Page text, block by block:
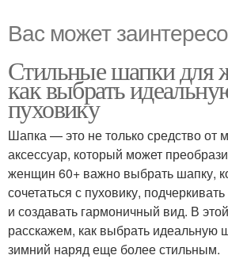
Вас может
Стильные шапки для
как выбрать
пуховику
Шапка — это не только средство от
аксессуар, который может
женщин 60+ важно выбрать шапку,
сочетаться с пуховику,
и создавать гармоничный вид. В
расскажем, как выбрать идеальную
зимний наряд еще более стильным.